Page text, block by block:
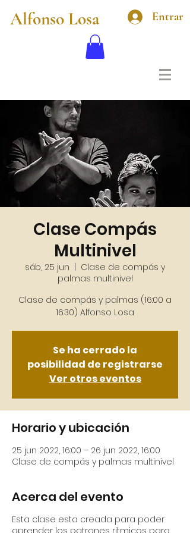
Alfonso Losa Entrar
Clase Compás
Multinivel
sáb, 25 jun
  |
Clase de compás y
palmas multinivel
Clase de compás y palmas (16:00 a
16:30) Alfonso Losa
Se ha cerrado la
posibilidad de registrarse
Ver otros eventos
Horario y ubicación
25 jun 2022, 16:00 – 26 jun 2022, 16:00
Clase de compás y palmas multinivel
Acerca del evento
Esta clase esta creada para poder
aprender los patrones rítmicos para